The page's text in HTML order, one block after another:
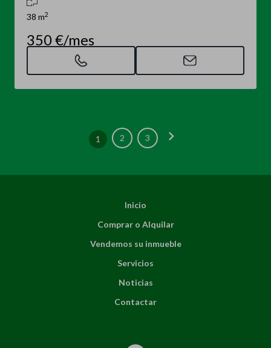
38 m2
350 €/mes
1 2 3 chevron_right
Inicio
Comprar o Alquilar
Vendemos su inmueble
Servicios
Noticias
Contactar